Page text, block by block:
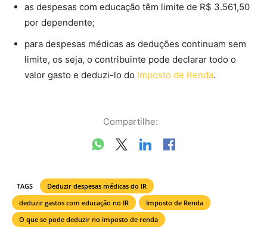
as despesas com educação têm limite de R$ 3.561,50
por dependente;
para despesas médicas as deduções continuam sem
limite, os seja, o contribuinte pode declarar todo o
valor gasto e deduzi-lo do Imposto de Renda.
Compartilhe:
TAGS
Deduzir despesas médicas do IR
deduzir gastos com educação no IR
Imposto de Renda
O que se pode deduzir no imposto de renda